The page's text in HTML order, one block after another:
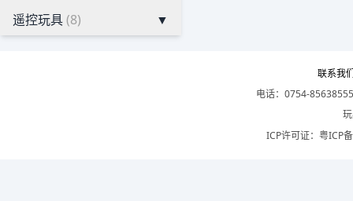
遥控玩具(8) ▼
联系我
电话：0754-
ICP许可证： 粤ICP